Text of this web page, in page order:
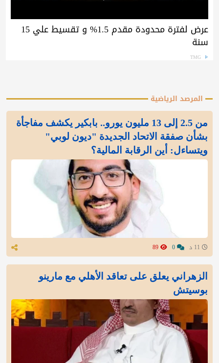
عرض لفترة محدودة مقدم 1.5% و تقسيط علي 15
سنة
TMG
المرصد الرياضية
من 2.5 إلى 13 مليون يورو.. بابكير يكشف مفاجأة
بشأن صفقة الاتحاد الجديدة "ديون لوبي"
ويتساءل: أين الرقابة المالية؟
الزهراني يعلق على تعاقد الأهلي مع مارينو
بوسيتش